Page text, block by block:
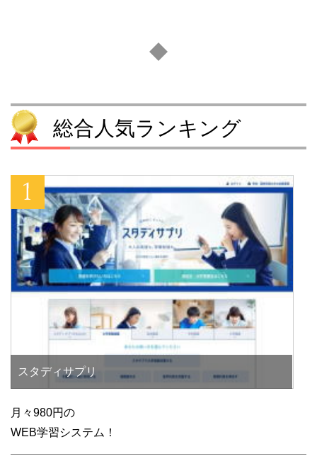
総合人気ランキング
スタディサプリ
月々980円の
WEB学習システム！